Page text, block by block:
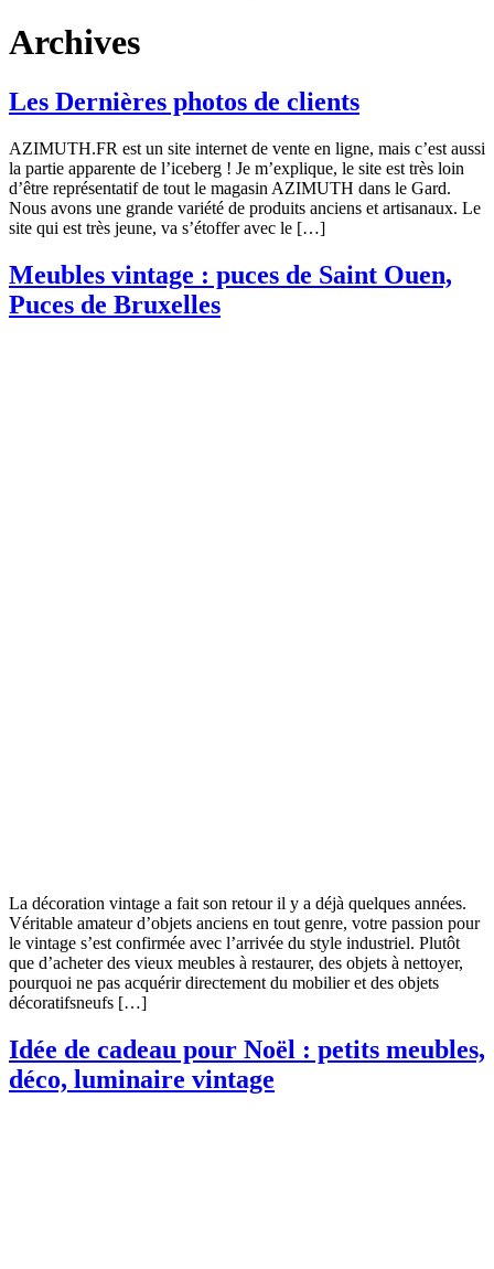
Archives
Les Dernières photos de clients
AZIMUTH.FR est un site internet de vente en ligne, mais c’est aussi
la partie apparente de l’iceberg ! Je m’explique, le site est très loin
d’être représentatif de tout le magasin AZIMUTH dans le Gard.
Nous avons une grande variété de produits anciens et artisanaux. Le
site qui est très jeune, va s’étoffer avec le […]
Meubles vintage : puces de Saint Ouen,
Puces de Bruxelles
La décoration vintage a fait son retour il y a déjà quelques années.
Véritable amateur d’objets anciens en tout genre, votre passion pour
le vintage s’est confirmée avec l’arrivée du style industriel. Plutôt
que d’acheter des vieux meubles à restaurer, des objets à nettoyer,
pourquoi ne pas acquérir directement du mobilier et des objets
décoratifsneufs […]
Idée de cadeau pour Noël : petits meubles,
déco, luminaire vintage